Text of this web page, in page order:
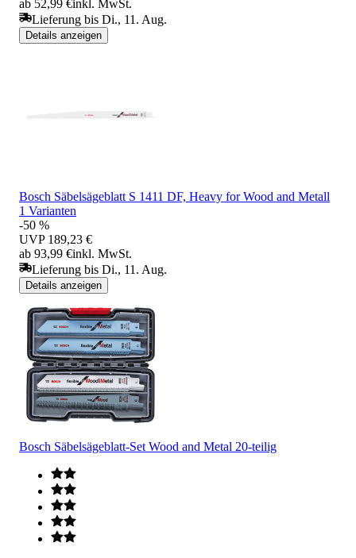
ab 52,99 €inkl. MwSt.
Lieferung bis Di., 11. Aug.
Details anzeigen
Bosch Säbelsägeblatt S 1411 DF, Heavy for Wood and Metall
1 Varianten
-50 %
UVP 189,23 €
ab 93,99 €inkl. MwSt.
Lieferung bis Di., 11. Aug.
Details anzeigen
Bosch Säbelsägeblatt-Set Wood and Metal 20-teilig